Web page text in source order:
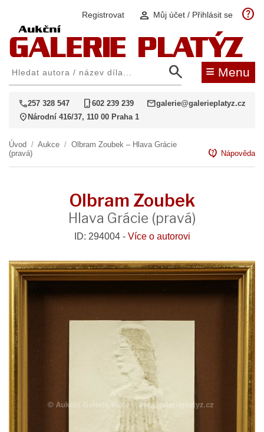
Registrovat person Můj účet / Přihlásit se help
search ≡ Menu
call257 328 547 phone_iphone602 239 239 mailgalerie@galerieplatyz.cz
location_on Národní 416/37, 110 00 Praha 1
Úvod / Aukce / Olbram Zoubek – Hlava Grácie
(pravá)
contact_support Nápověda
Olbram Zoubek
Hlava Grácie (pravá)
ID: 294004 - Více o autorovi